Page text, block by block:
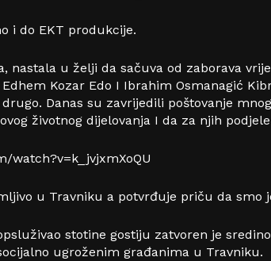
i do EKT produkcije.
nastala u želji da sačuva od zaborava
Kozar Edo I Ibrahim Osmanagić
Danas su zavrijedili poštovanje
životnog dijelovanja I da za njih
watch?v=k_jvjxmXoQU
u Travniku a potvrđuje priču da smo
stotine gostiju zatvoren je
ugroženim građanima u Travniku.